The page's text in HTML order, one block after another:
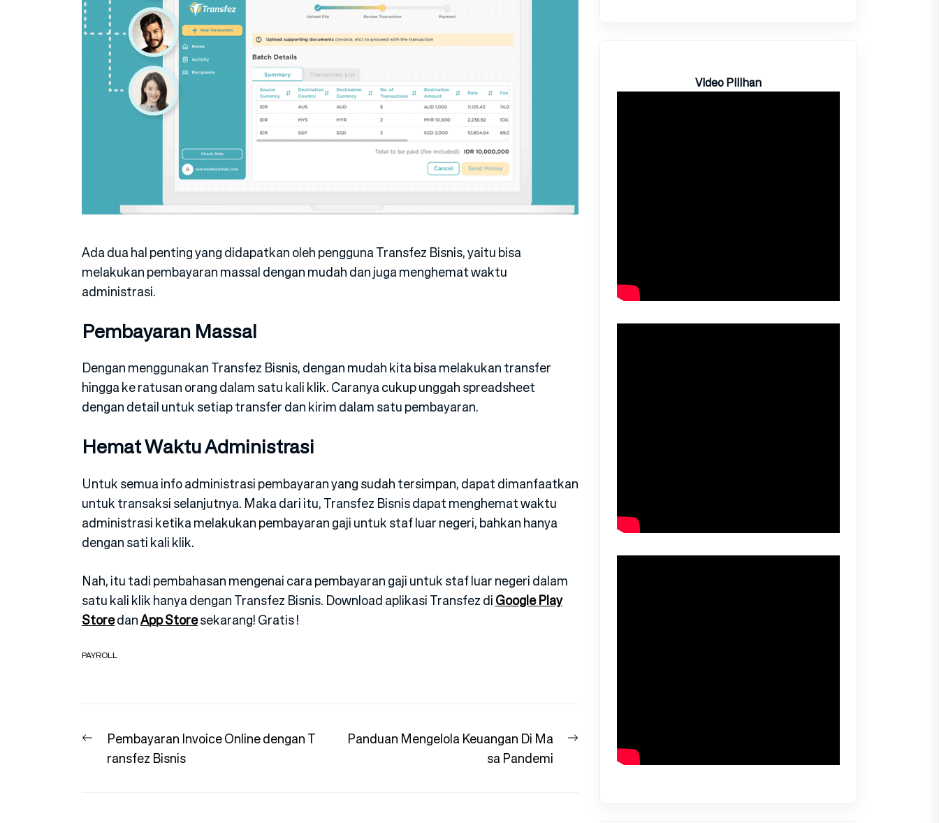
Ada dua hal penting yang didapatkan oleh pengguna Transfez Bisnis, yaitu bisa
melakukan pembayaran massal dengan mudah dan juga menghemat waktu
administrasi.
Pembayaran Massal
Dengan menggunakan Transfez Bisnis, dengan mudah kita bisa melakukan transfer
hingga ke ratusan orang dalam satu kali klik. Caranya cukup unggah spreadsheet
dengan detail untuk setiap transfer dan kirim dalam satu pembayaran.
Hemat Waktu Administrasi
Untuk semua info administrasi pembayaran yang sudah tersimpan, dapat dimanfaatkan
untuk transaksi selanjutnya. Maka dari itu, Transfez Bisnis dapat menghemat waktu
administrasi ketika melakukan pembayaran gaji untuk staf luar negeri, bahkan hanya
dengan sati kali klik.
Nah, itu tadi pembahasan mengenai cara pembayaran gaji untuk staf luar negeri dalam
satu kali klik hanya dengan Transfez Bisnis. Download aplikasi Transfez diGoogle Play
StoredanApp Storesekarang! Gratis !
PAYROLL
Navigasi
pos
Previous
post:
Pembayaran Invoice Online dengan T
ransfez Bisnis
Next
Panduan Mengelola Keuangan Di Ma
sa Pandemi
Video Pilihan